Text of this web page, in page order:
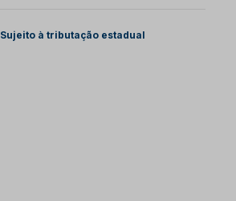
Sujeito à tributação estadual